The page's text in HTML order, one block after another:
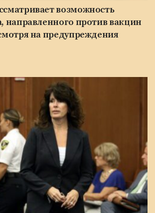
возможность
направленного против вакцин
на предупреждения